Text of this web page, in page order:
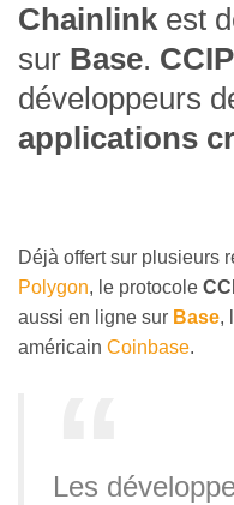
Chainlink est
sur Base. CCIP
développeurs
applications
Déjà offert sur plusieurs
Polygon, le protocole
aussi en ligne sur Base,
américain Coinbase.
Les